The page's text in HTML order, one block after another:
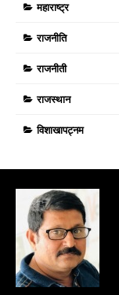
महाराष्ट्र
राजनीति
राजनीती
राजस्थान
विशाखापट्नम